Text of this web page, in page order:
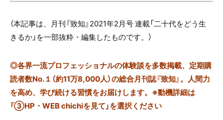
（本記事は、月刊『致知』2021年2月号 連載「二十代をどう生
きるか」を一部抜粋・編集したものです。）
◎各界一流プロフェッショナルの体験談を多数掲載、定期購
読者数No.１（約11万8,000人）の総合月刊誌『致知』。人間力
を高め、学び続ける習慣をお届けします。※動機詳細は
「③HP・WEB chichiを見て」を選択ください